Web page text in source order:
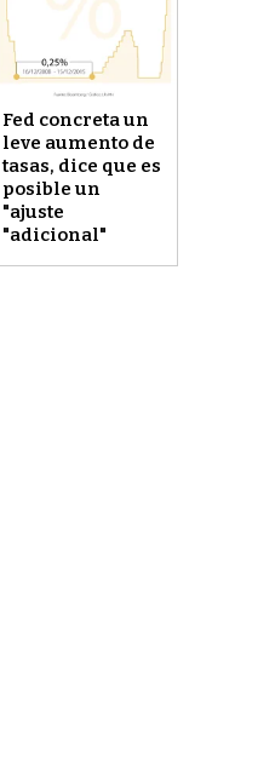
Fed concreta un
leve aumento de
tasas, dice que es
posible un
"ajuste
"adicional"